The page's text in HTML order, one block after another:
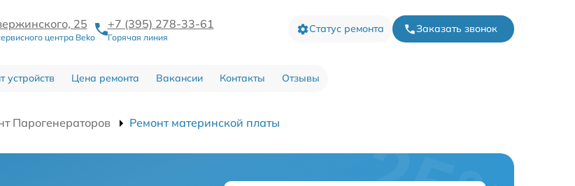
25
центра Beko
+7 (395) 278-33-61
Горячая линия
Статус ремонта Заказать звонок
устройств Цена ремонта Вакансии Контакты Отзывы
Парогенераторов Ремонт материнской платы